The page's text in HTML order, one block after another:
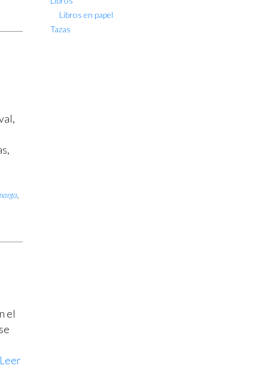
el
Leer
Libros en papel
Tazas